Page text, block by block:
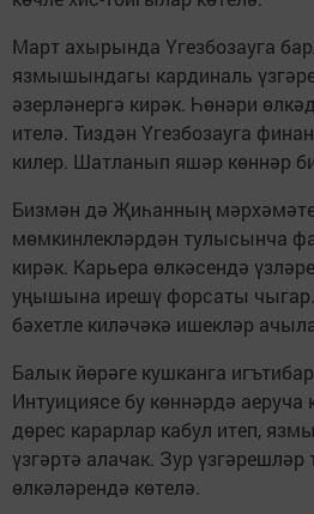
Март ахырында Үгезбозауга
язмышындагы кардиналь
әзерләнергә кирәк. Һөнәри
ителә. Тиздән Үгезбозауга
килер. Шатланып яшәр көннәр
Бизмән дә Җиһанның
мөмкинлекләрдән тулысынча
кирәк. Карьера өлкәсендә
уңышына ирешү форсаты
бәхетле киләчәкә ишекләр
Балык йөрәге кушканга
Интуициясе бу көннәрдә аеруча
дөрес карарлар кабул итеп,
үзгәртә алачак. Зур
өлкәләрендә көтелә.